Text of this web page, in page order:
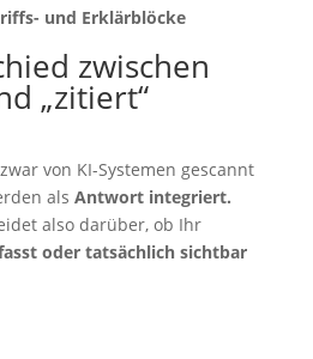
und Erklärblöcke
zwischen
„zitiert“
von KI-Systemen gescannt
als Antwort integriert.
also darüber, ob Ihr
oder tatsächlich sichtbar